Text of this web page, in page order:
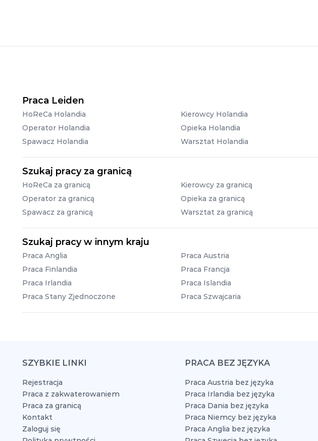
Praca Leiden
HoReCa Holandia Kierowcy Holandia
Operator Holandia
Opieka Holandia
Spawacz Holandia
Warsztat Holandia
Szukaj pracy za granicą
HoReCa za granicą Kierowcy za granicą
Operator za granicą
Opieka za granicą
Spawacz za granicą
Warsztat za granicą
Szukaj pracy w innym kraju
Praca Anglia Praca Austria
Praca Finlandia
Praca Francja
Praca Irlandia
Praca Islandia
Praca Stany Zjednoczone
Praca Szwajcaria
SZYBKIE LINKI
Rejestracja
Praca z zakwaterowaniem
Praca za granicą
Kontakt
Zaloguj się
PRACA BEZ JĘZYKA
Praca Austria bez języka
Praca Irlandia bez języka
Praca Dania bez języka
Praca Niemcy bez języka
Praca Anglia bez języka